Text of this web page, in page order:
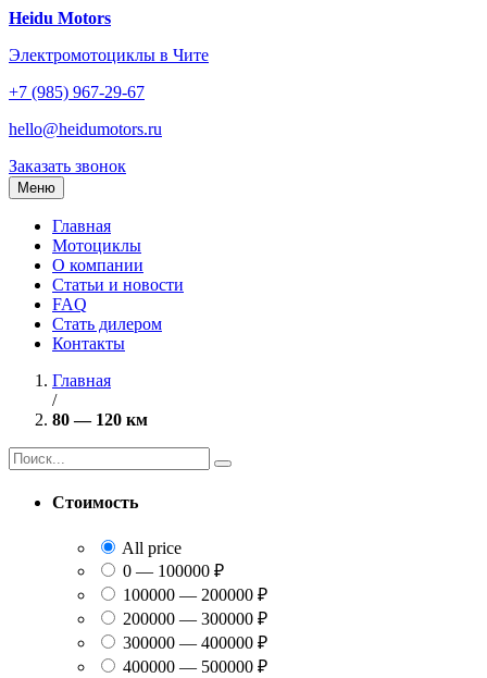
Перейти
содержанию
Heidu Motors
Электромотоциклы в Чите
+7 (985) 967-29-67
hello@heidumotors.ru
Заказать звонок
Меню
Главная
Мотоциклы
О компании
Статьи и новости
FAQ
Стать дилером
Контакты
Главная
/
80 — 120 км
Найти:
Стоимость
All price
0 — 100000 ₽
100000 — 200000 ₽
200000 — 300000 ₽
300000 — 400000 ₽
400000 — 500000 ₽